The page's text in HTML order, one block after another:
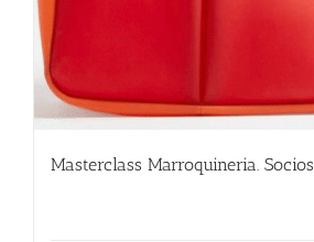
Masterclass Marroquineria. Socios